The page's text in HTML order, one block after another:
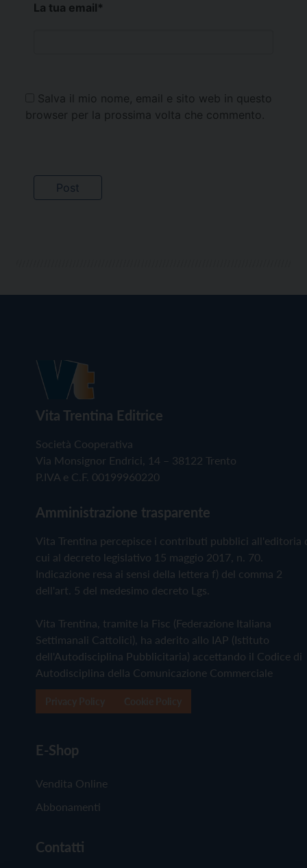
La tua email*
Salva il mio nome, email e sito web in questo
browser per la prossima volta che commento.
Vita Trentina Editrice
Società Cooperativa
Via Monsignor Endrici, 14 – 38122 Trento
P.IVA e C.F. 00199960220
Amministrazione trasparente
Vita Trentina percepisce i contributi pubblici all'editoria
cui al decreto legislativo 15 maggio 2017, n. 70.
Indicazione resa ai sensi della lettera f) del comma 2
dell'art. 5 del medesimo decreto Lgs.
Vita Trentina, tramite la Fisc (Federazione Italiana
Settimanali Cattolici), ha aderito allo IAP (Istituto
dell'Autodisciplina Pubblicitaria) accettando il Codice di
Autodisciplina della Comunicazione Commerciale
E-Shop
Vendita Online
Abbonamenti
Contatti